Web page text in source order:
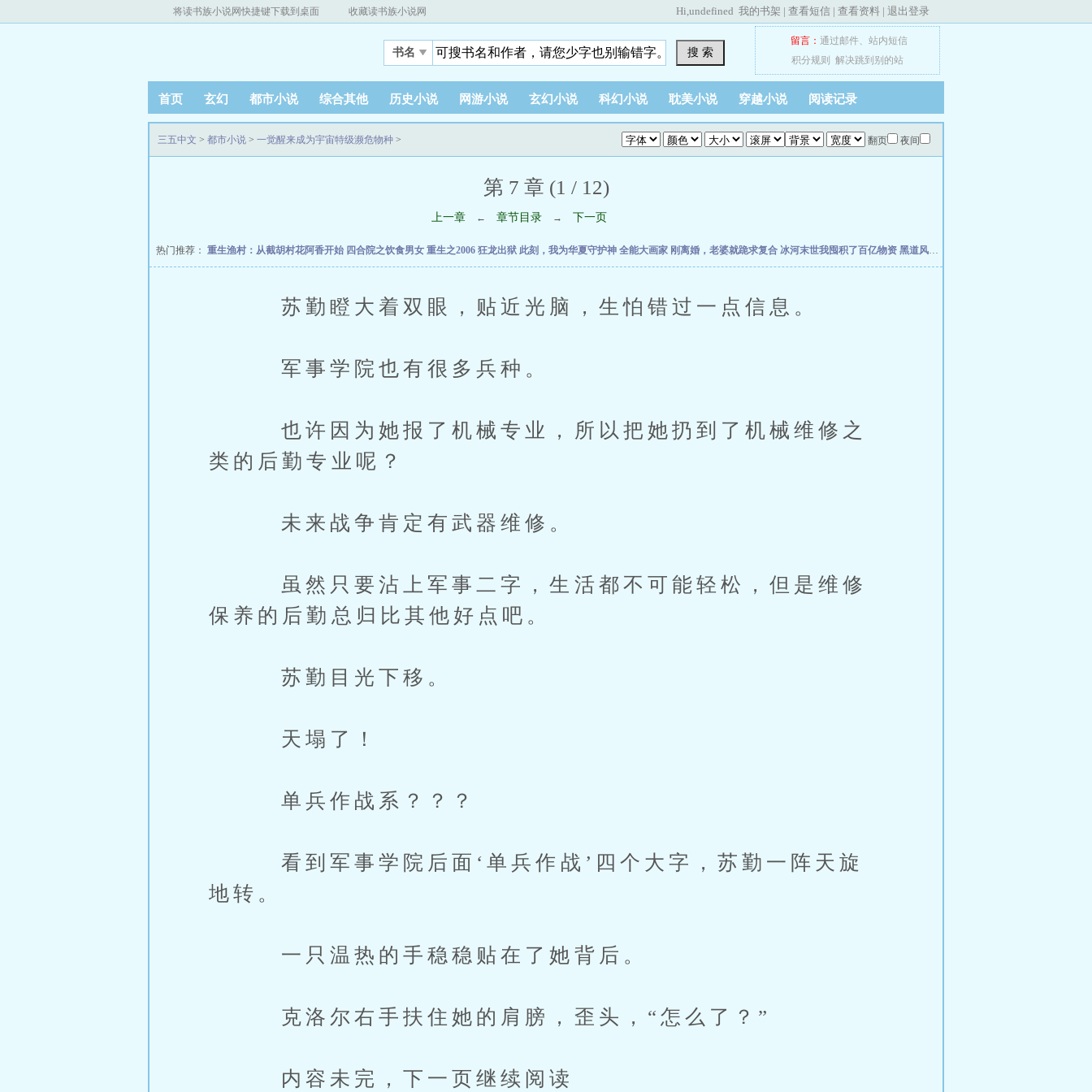
将读书族小说网快捷键下载到桌面 收藏读书族小说网 Hi,undefined 我的书架 | 查看短信 | 查看资料 | 退出登录
书名 搜 索
留言： 通过邮件、 站内短信
积分规则
解决跳到别的站
首页 玄幻 都市小说 综合其他 历史小说 网游小说 玄幻小说 科幻小说 耽美小说 穿越小说 阅读记录
翻页 夜间
三五中文 > 都市小说 > 一觉醒来成为宇宙特级濒危物种 >
第 7 章 (1 / 12)
上一章 ← 章节目录 → 下一页
热门推荐： 重生渔村：从截胡村花阿香开始 四合院之饮食男女 重生之2006 狂龙出狱 此刻，我为华夏守护神 全能大画家 刚离婚，老婆就跪求复合 冰河末世我囤积了百亿物资 黑道风云江湖路
苏勤瞪大着双眼，贴近光脑，生怕错过一点信息。
军事学院也有很多兵种。
也许因为她报了机械专业，所以把她扔到了机械维修之
类的后勤专业呢？
未来战争肯定有武器维修。
虽然只要沾上军事二字，生活都不可能轻松，但是维修
保养的后勤总归比其他好点吧。
苏勤目光下移。
天塌了！
单兵作战系？？？
看到军事学院后面‘单兵作战’四个大字，苏勤一阵天旋
地转。
一只温热的手稳稳贴在了她背后。
克洛尔右手扶住她的肩膀，歪头，“怎么了？”
内容未完，下一页继续阅读